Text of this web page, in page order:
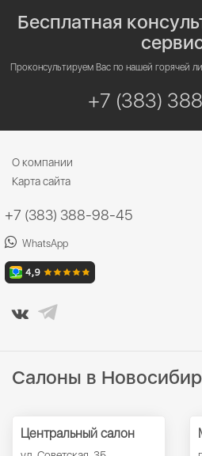
Бесплатная
Проконсультируем Вас по нашей горячей
+7 (383)
О компании
Карта сайта
+7 (383) 388-98-45
WhatsApp
Салоны в
Центральный салон